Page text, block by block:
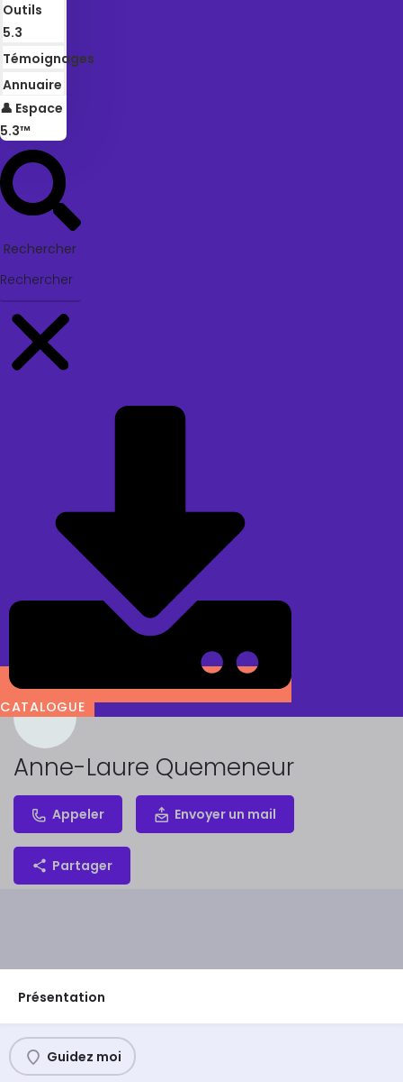
Outils
5.3
Témoignages
Annuaire
👤 Espace
5.3™
Rechercher
CATALOGUE
Anne-Laure Quemeneur
Appeler Envoyer un mail
Partager
Présentation
Guidez moi